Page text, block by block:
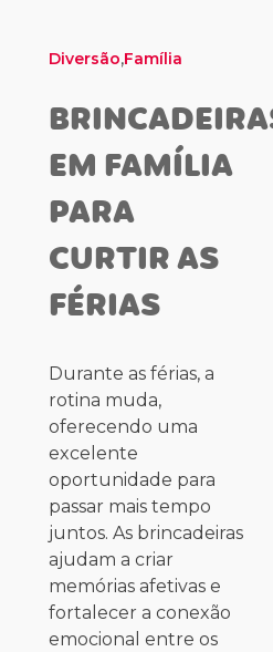
Diversão,Família
EM FAMÍLIA
PARA
CURTIR AS
FÉRIAS
Durante as férias, a
rotina muda,
oferecendo uma
excelente
oportunidade para
passar mais tempo
juntos. As brincadeiras
ajudam a criar
memórias afetivas e
fortalecer a conexão
emocional entre os